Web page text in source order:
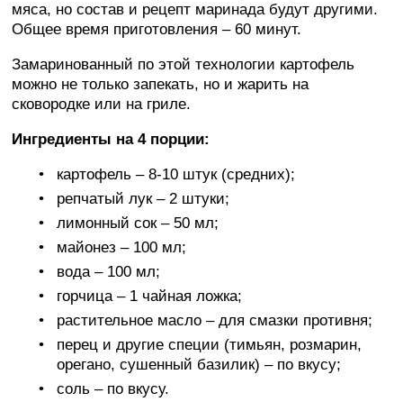
мяса, но состав и рецепт маринада будут другими.
Общее время приготовления – 60 минут.
Замаринованный по этой технологии картофель
можно не только запекать, но и жарить на
сковородке или на гриле.
Ингредиенты на 4 порции:
картофель – 8-10 штук (средних);
репчатый лук – 2 штуки;
лимонный сок – 50 мл;
майонез – 100 мл;
вода – 100 мл;
горчица – 1 чайная ложка;
растительное масло – для смазки противня;
перец и другие специи (тимьян, розмарин,
орегано, сушенный базилик) – по вкусу;
соль – по вкусу.